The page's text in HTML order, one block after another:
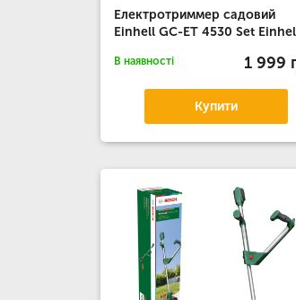
Електротриммер садовий
Einhell GC-ET 4530 Set
В наявності 1 999
Купити